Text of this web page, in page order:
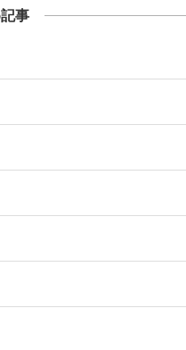
事